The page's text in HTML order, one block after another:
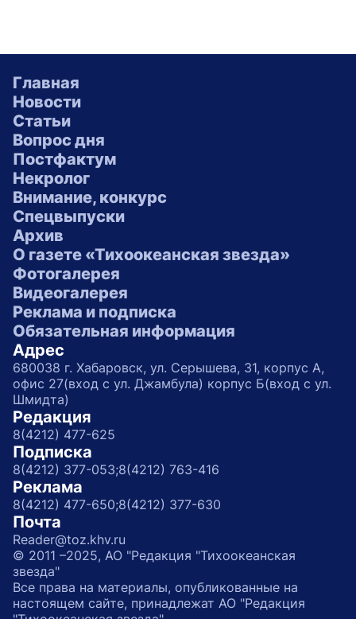
Главная
Новости
Статьи
Вопрос дня
Постфактум
Некролог
Внимание, конкурс
Спецвыпуски
Архив
О газете «Тихоокеанская звезда»
Фотогалерея
Видеогалерея
Реклама и подписка
Обязательная информация
Адрес
680038 г. Хабаровск, ул. Серышева, 31, корпус А,
офис 27(вход с ул. Джамбула) корпус Б(вход с ул.
Шмидта)
Редакция
8(4212) 477-625
Подписка
8(4212) 377-053;8(4212) 763-416
Реклама
8(4212) 477-650;8(4212) 377-630
Почта
Reader@toz.khv.ru
© 2011 –2025, АО "Редакция "Тихоокеанская
звезда"
Все права на материалы, опубликованные на
настоящем сайте, принадлежат АО "Редакция